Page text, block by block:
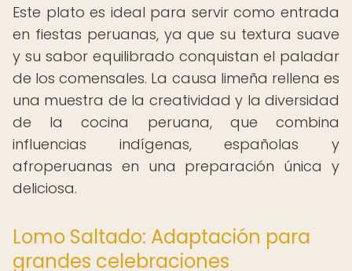
Este plato es ideal para servir como entrada
en fiestas peruanas, ya que su textura suave
y su sabor equilibrado conquistan el paladar
de los comensales. La causa limeña rellena es
una muestra de la creatividad y la diversidad
de la cocina peruana, que combina
influencias indígenas, españolas y
afroperuanas en una preparación única y
deliciosa.
Lomo Saltado: Adaptación para
grandes celebraciones